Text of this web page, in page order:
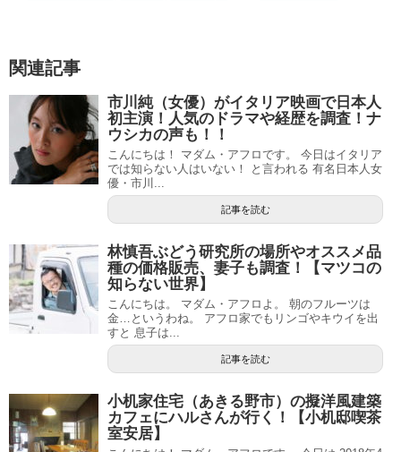
関連記事
市川純（女優）がイタリア映画で日本人
初主演！人気のドラマや経歴を調査！ナ
ウシカの声も！！
こんにちは！ マダム・アフロです。 今日はイタリア
では知らない人はいない！ と言われる 有名日本人女
優・市川...
記事を読む
林慎吾ぶどう研究所の場所やオススメ品
種の価格販売、妻子も調査！【マツコの
知らない世界】
こんにちは。 マダム・アフロよ。 朝のフルーツは
金…というわね。 アフロ家でもリンゴやキウイを出
すと 息子は...
記事を読む
小机家住宅（あきる野市）の擬洋風建築
カフェにハルさんが行く！【小机邸喫茶
室安居】